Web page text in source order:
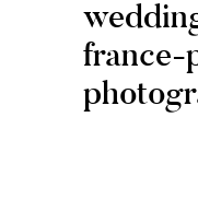
Contactfrance-